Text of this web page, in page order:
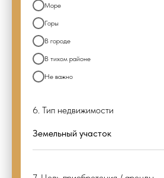
Море
Горы
В городе
В тихом районе
Не важно
6. Тип недвижимости